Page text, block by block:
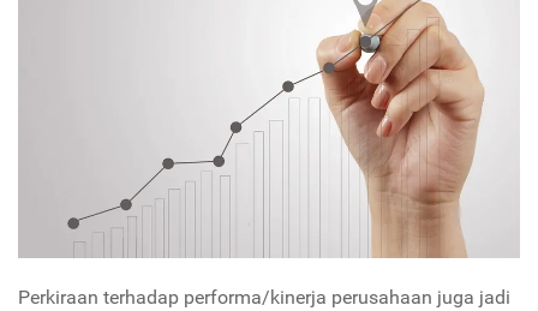
Perkiraan terhadap performa/kinerja perusahaan juga jadi